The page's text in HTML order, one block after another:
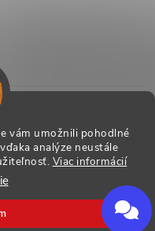
vám umožnili pohodlné
analýze neustále
Viac informácií
. Všetky práva vyhradené.